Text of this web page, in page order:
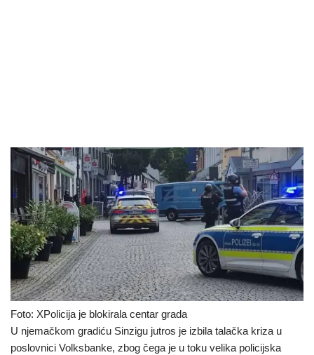
Foto: XPolicija je blokirala centar grada
U njemačkom gradiću Sinzigu jutros je izbila talačka kriza u
poslovnici Volksbanke, zbog čega je u toku velika policijska